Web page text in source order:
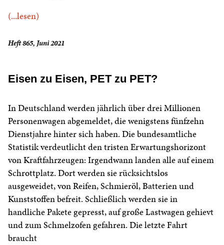
(...lesen)
Heft 865, Juni 2021
Eisen zu Eisen, PET zu PET?
In Deutschland werden jährlich über drei Millionen
Personenwagen abgemeldet, die wenigstens fünfzehn
Dienstjahre hinter sich haben. Die bundesamtliche
Statistik verdeutlicht den tristen Erwartungshorizont
von Kraftfahrzeugen: Irgendwann landen alle auf einem
Schrottplatz. Dort werden sie rücksichtslos
ausgeweidet, von Reifen, Schmieröl, Batterien und
Kunststoffen befreit. Schließlich werden sie in
handliche Pakete gepresst, auf große Lastwagen gehievt
und zum Schmelzofen gefahren. Die letzte Fahrt
braucht